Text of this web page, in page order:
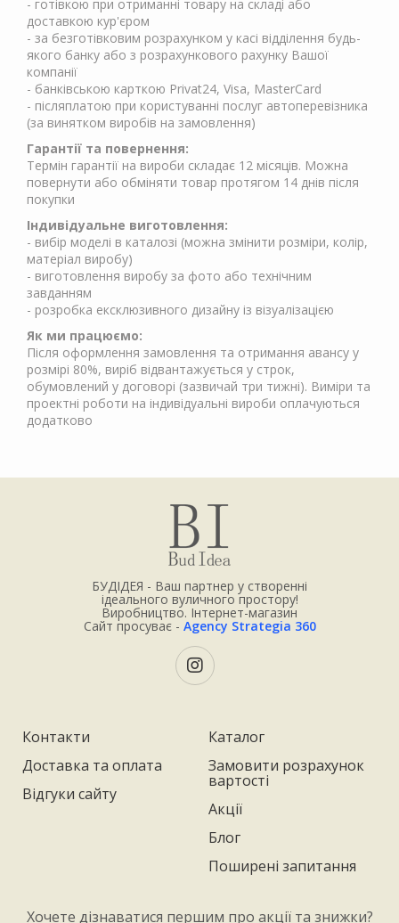
- готівкою при отриманні товару на складі або
доставкою кур'єром
- за безготівковим розрахунком у касі відділення будь-
якого банку або з розрахункового рахунку Вашої
компанії
- банківською карткою Privat24, Visa, MasterCard
- післяплатою при користуванні послуг автоперевізника
(за винятком виробів на замовлення)
Гарантії та повернення:
Термін гарантії на вироби складає 12 місяців. Можна
повернути або обміняти товар протягом 14 днів після
покупки
Індивідуальне виготовлення:
- вибір моделі в каталозі (можна змінити розміри, колір,
матеріал виробу)
- виготовлення виробу за фото або технічним
завданням
- розробка ексклюзивного дизайну із візуалізацією
Як ми працюємо:
Після оформлення замовлення та отримання авансу у
розмірі 80%, виріб відвантажується у строк,
обумовлений у договорі (зазвичай три тижні). Виміри та
проектні роботи на індивідуальні вироби оплачуються
додатково
БУДІДЕЯ - Ваш партнер у створенні
ідеального вуличного простору!
Виробництво. Інтернет-магазин
Сайт просуває - Agency Strategia 360
Контакти
Доставка та оплата
Відгуки сайту
Каталог
Замовити розрахунок
вартості
Акції
Блог
Поширені запитання
Хочете дізнаватися першим про акції та знижки?